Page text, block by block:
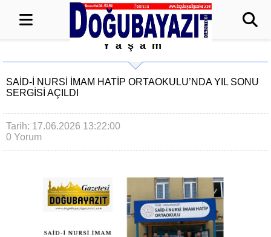
Yaşam
SAİD-İ NURSİ İMAM HATİP ORTAOKULU’NDA YIL SONU
SERGİSİ AÇILDI
Tarih: 17.06.2026 13:22:00
0 Yorum